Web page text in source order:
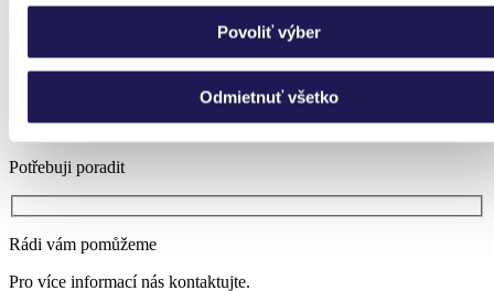
Povoliť výber
Odmietnuť všetko
Nechte si poradit.
Potřebuji poradit
Rádi vám pomůžeme
Pro více informací nás kontaktujte.